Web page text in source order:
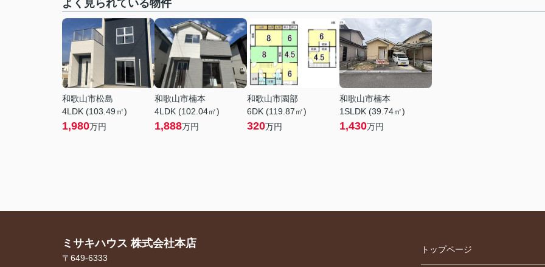
よく見られている物件
和歌山市松島
4LDK (103.49㎡)
1,980万円
和歌山市楠本
4LDK (102.04㎡)
1,888万円
和歌山市園部
6DK (119.87㎡)
320万円
和歌山市楠本
1SLDK (39.74㎡)
1,430万円
ミサキハウス 株式会社本店
〒649-6333
トップページ